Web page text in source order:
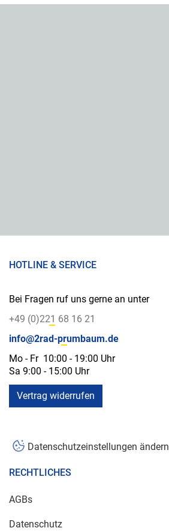
HOTLINE & SERVICE
Bei Fragen ruf uns gerne an unter
+49 (0)221 68 16 21
info@2rad-prumbaum.de
Mo - Fr 10:00 - 19:00 Uhr
Sa 9:00 - 15:00 Uhr
Vertrag widerrufen
Datenschutzeinstellungen ändern
RECHTLICHES
AGBs
Datenschutz